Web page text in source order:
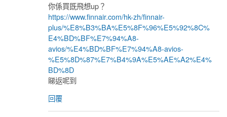
你係買既飛想up？
https://www.finnair.com/hk-zh/finnair-
plus/%E8%B3%BA%E5%8F%96%E5%92%8C%
E4%BD%BF%E7%94%A8-
avios/%E4%BD%BF%E7%94%A8-avios-
%E5%8D%87%E7%B4%9A%E5%AE%A2%E4%
BD%8D
睇返呢到
回覆